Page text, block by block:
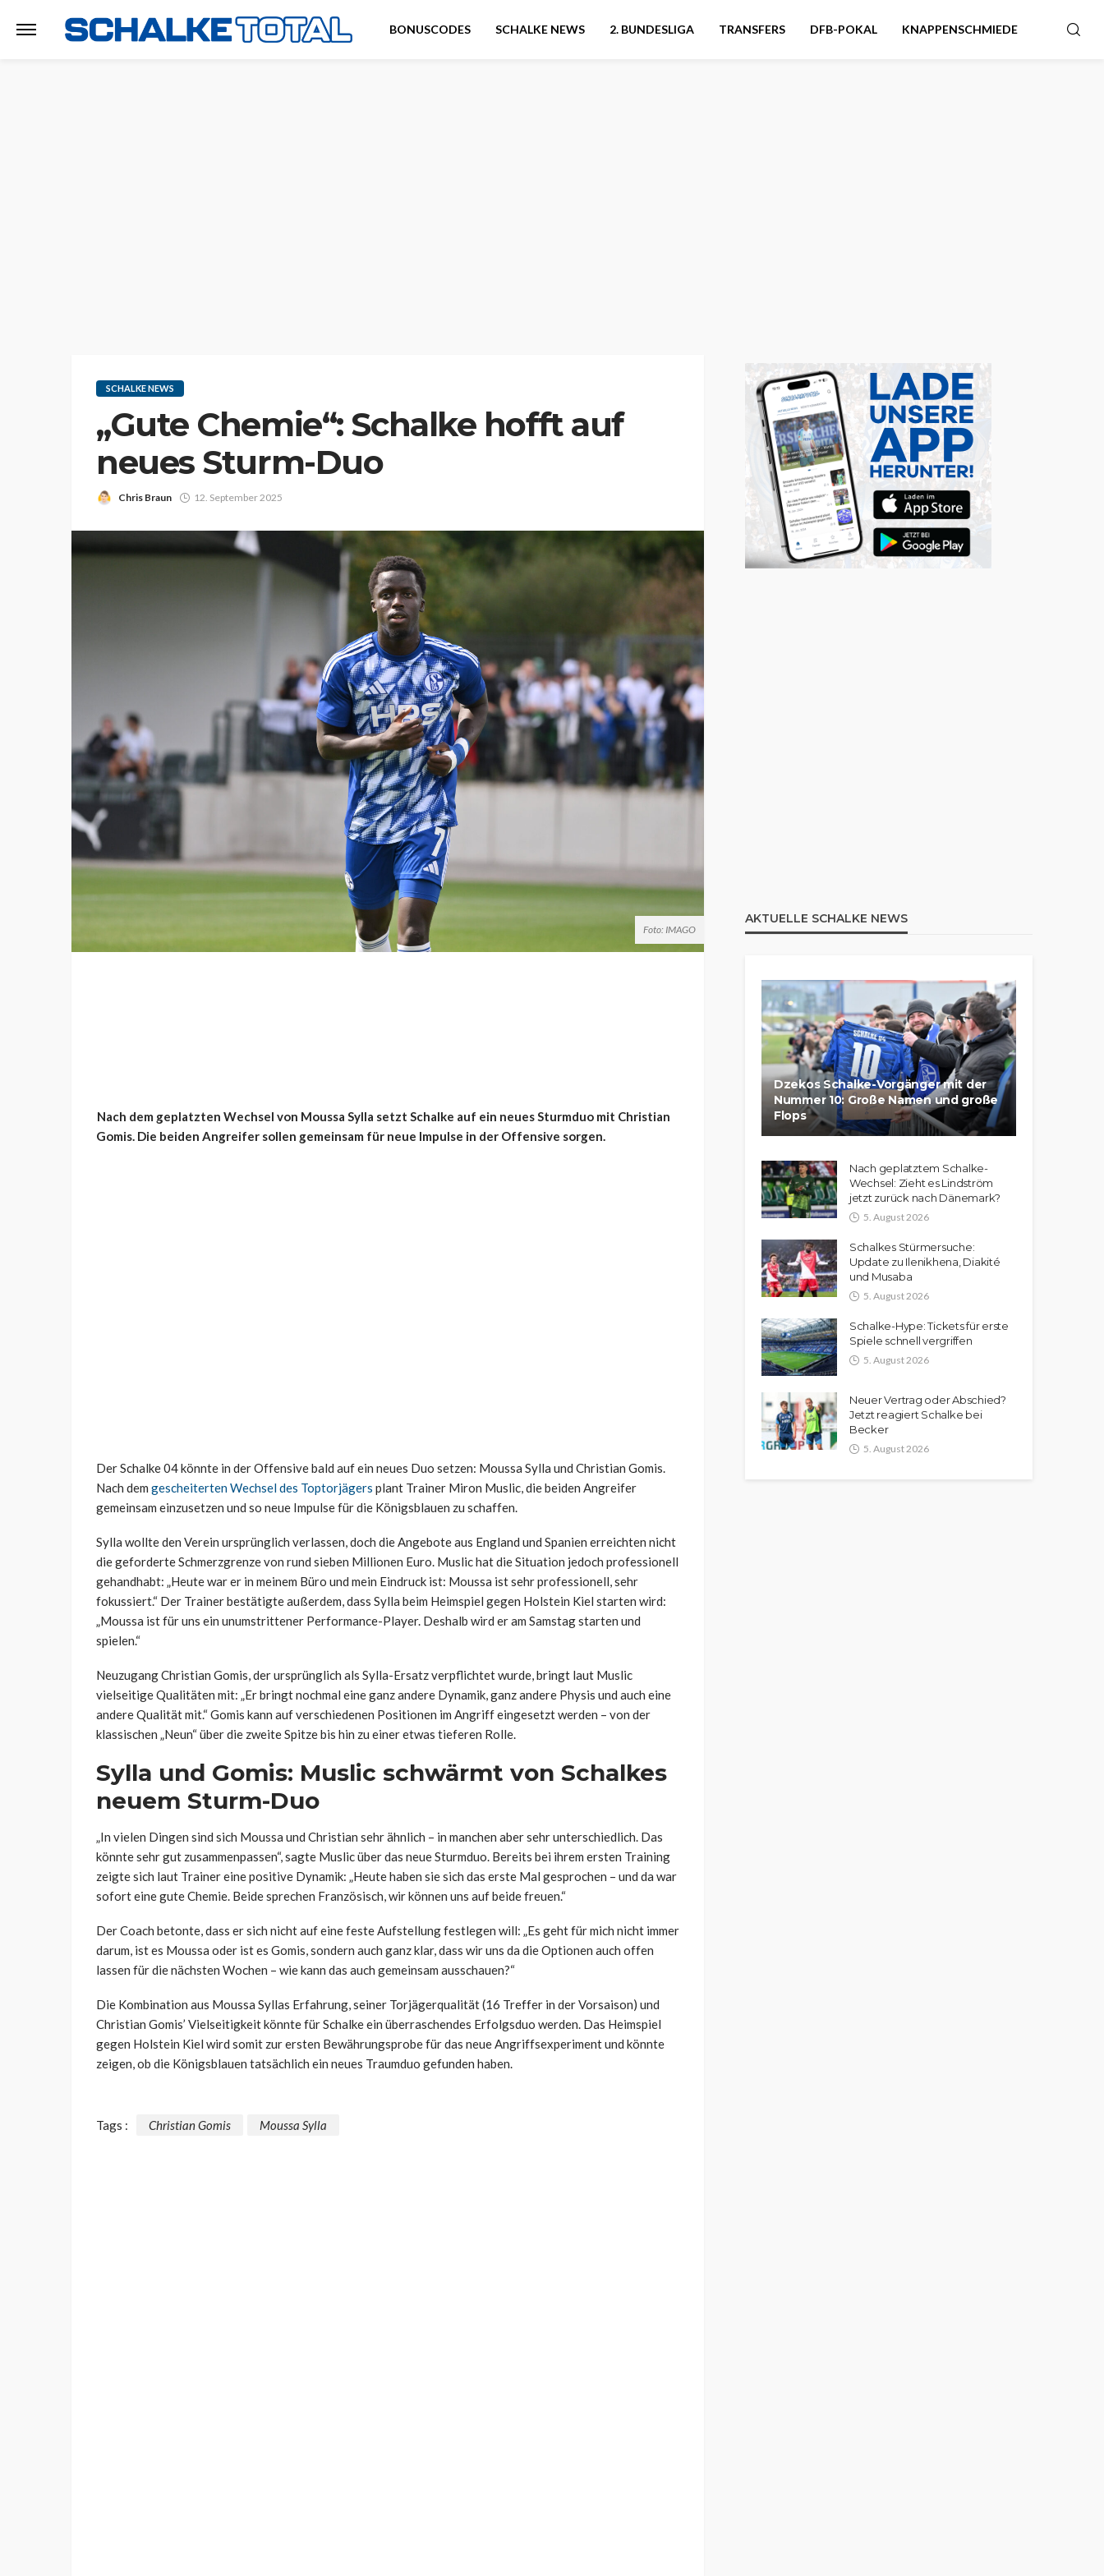
BONUSCODES SCHALKE NEWS 2. BUNDESLIGA TRANSFERS DFB-POKAL KNAPPENSCHMIEDE
SCHALKE NEWS
„Gute Chemie“: Schalke hofft auf
neues Sturm-Duo
Chris Braun 12. September 2025
Foto: IMAGO
Nach dem geplatzten Wechsel von Moussa Sylla setzt Schalke auf ein neues Sturmduo mit Christian
Gomis. Die beiden Angreifer sollen gemeinsam für neue Impulse in der Offensive sorgen.
Der Schalke 04 könnte in der Offensive bald auf ein neues Duo setzen: Moussa Sylla und Christian Gomis.
Nach dem gescheiterten Wechsel des Toptorjägers plant Trainer Miron Muslic, die beiden Angreifer
gemeinsam einzusetzen und so neue Impulse für die Königsblauen zu schaffen.
Sylla wollte den Verein ursprünglich verlassen, doch die Angebote aus England und Spanien erreichten nicht
die geforderte Schmerzgrenze von rund sieben Millionen Euro. Muslic hat die Situation jedoch professionell
gehandhabt: „Heute war er in meinem Büro und mein Eindruck ist: Moussa ist sehr professionell, sehr
fokussiert.“ Der Trainer bestätigte außerdem, dass Sylla beim Heimspiel gegen Holstein Kiel starten wird:
„Moussa ist für uns ein unumstrittener Performance-Player. Deshalb wird er am Samstag starten und
spielen.“
Neuzugang Christian Gomis, der ursprünglich als Sylla-Ersatz verpflichtet wurde, bringt laut Muslic
vielseitige Qualitäten mit: „Er bringt nochmal eine ganz andere Dynamik, ganz andere Physis und auch eine
andere Qualität mit.“ Gomis kann auf verschiedenen Positionen im Angriff eingesetzt werden – von der
klassischen „Neun“ über die zweite Spitze bis hin zu einer etwas tieferen Rolle.
Sylla und Gomis: Muslic schwärmt von Schalkes
neuem Sturm-Duo
„In vielen Dingen sind sich Moussa und Christian sehr ähnlich – in manchen aber sehr unterschiedlich. Das
könnte sehr gut zusammenpassen“, sagte Muslic über das neue Sturmduo. Bereits bei ihrem ersten Training
zeigte sich laut Trainer eine positive Dynamik: „Heute haben sie sich das erste Mal gesprochen – und da war
sofort eine gute Chemie. Beide sprechen Französisch, wir können uns auf beide freuen.“
Der Coach betonte, dass er sich nicht auf eine feste Aufstellung festlegen will: „Es geht für mich nicht immer
darum, ist es Moussa oder ist es Gomis, sondern auch ganz klar, dass wir uns da die Optionen auch offen
lassen für die nächsten Wochen – wie kann das auch gemeinsam ausschauen?“
Die Kombination aus Moussa Syllas Erfahrung, seiner Torjägerqualität (16 Treffer in der Vorsaison) und
Christian Gomis’ Vielseitigkeit könnte für Schalke ein überraschendes Erfolgsduo werden. Das Heimspiel
gegen Holstein Kiel wird somit zur ersten Bewährungsprobe für das neue Angriffsexperiment und könnte
zeigen, ob die Königsblauen tatsächlich ein neues Traumduo gefunden haben.
Tags : Christian Gomis Moussa Sylla
AKTUELLE SCHALKE NEWS
Dzekos Schalke-Vorgänger mit der
Nummer 10: Große Namen und große
Flops
Nach geplatztem Schalke-
Wechsel: Zieht es Lindström
jetzt zurück nach Dänemark?
5. August 2026
Schalkes Stürmersuche:
Update zu Ilenikhena, Diakité
und Musaba
5. August 2026
Schalke-Hype: Tickets für erste
Spiele schnell vergriffen
5. August 2026
Neuer Vertrag oder Abschied?
Jetzt reagiert Schalke bei
Becker
5. August 2026